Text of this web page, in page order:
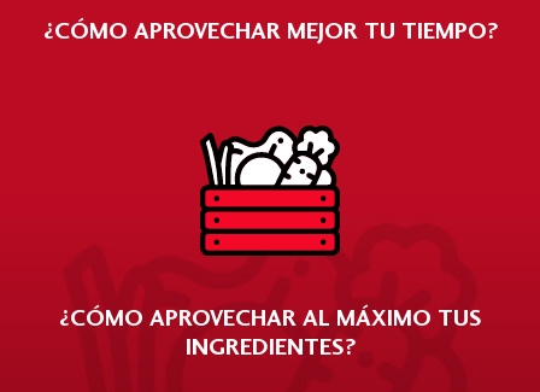
¿CÓMO APROVECHAR MEJOR TU TIEMPO?
¿CÓMO APROVECHAR AL MÁXIMO TUS
INGREDIENTES?